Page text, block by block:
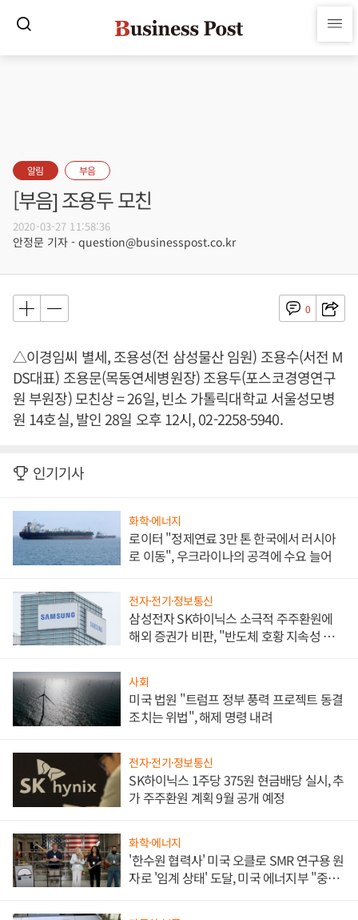
알림 부음
[부음] 조용두 모친
2020-03-27 11:58:36
안정문 기자 - question@businesspost.co.kr
0
△이경임씨 별세, 조용성(전 삼성물산 임원) 조용수(서전 M
DS대표) 조용문(목동연세병원장) 조용두(포스코경영연구
원 부원장) 모친상 = 26일, 빈소 가톨릭대학교 서울성모병
원 14호실, 발인 28일 오후 12시, 02-2258-5940.
인기기사
화학·에너지
로이터 "정제연료 3만 톤 한국에서 러시아
로 이동", 우크라이나의 공격에 수요 늘어
전자·전기·정보통신
삼성전자 SK하이닉스 소극적 주주환원에
해외 증권가 비판, "반도체 호황 지속성 의
사회
미국 법원 "트럼프 정부 풍력 프로젝트 동결
조치는 위법", 해제 명령 내려
전자·전기·정보통신
SK하이닉스 1주당 375원 현금배당 실시, 추
가 주주환원 계획 9월 공개 예정
화학·에너지
'한수원 협력사' 미국 오클로 SMR 연구용 원
자로 '임계 상태' 도달, 미국 에너지부 "중요